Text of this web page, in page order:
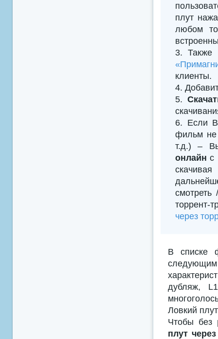
плут
любом
3. Также
клиенты.
4.
5.
6. Если
фильм не
т.д.) –
онлайн с
торрент-
через
В списке
дубляж,
Ловкий
Чтобы без
плут